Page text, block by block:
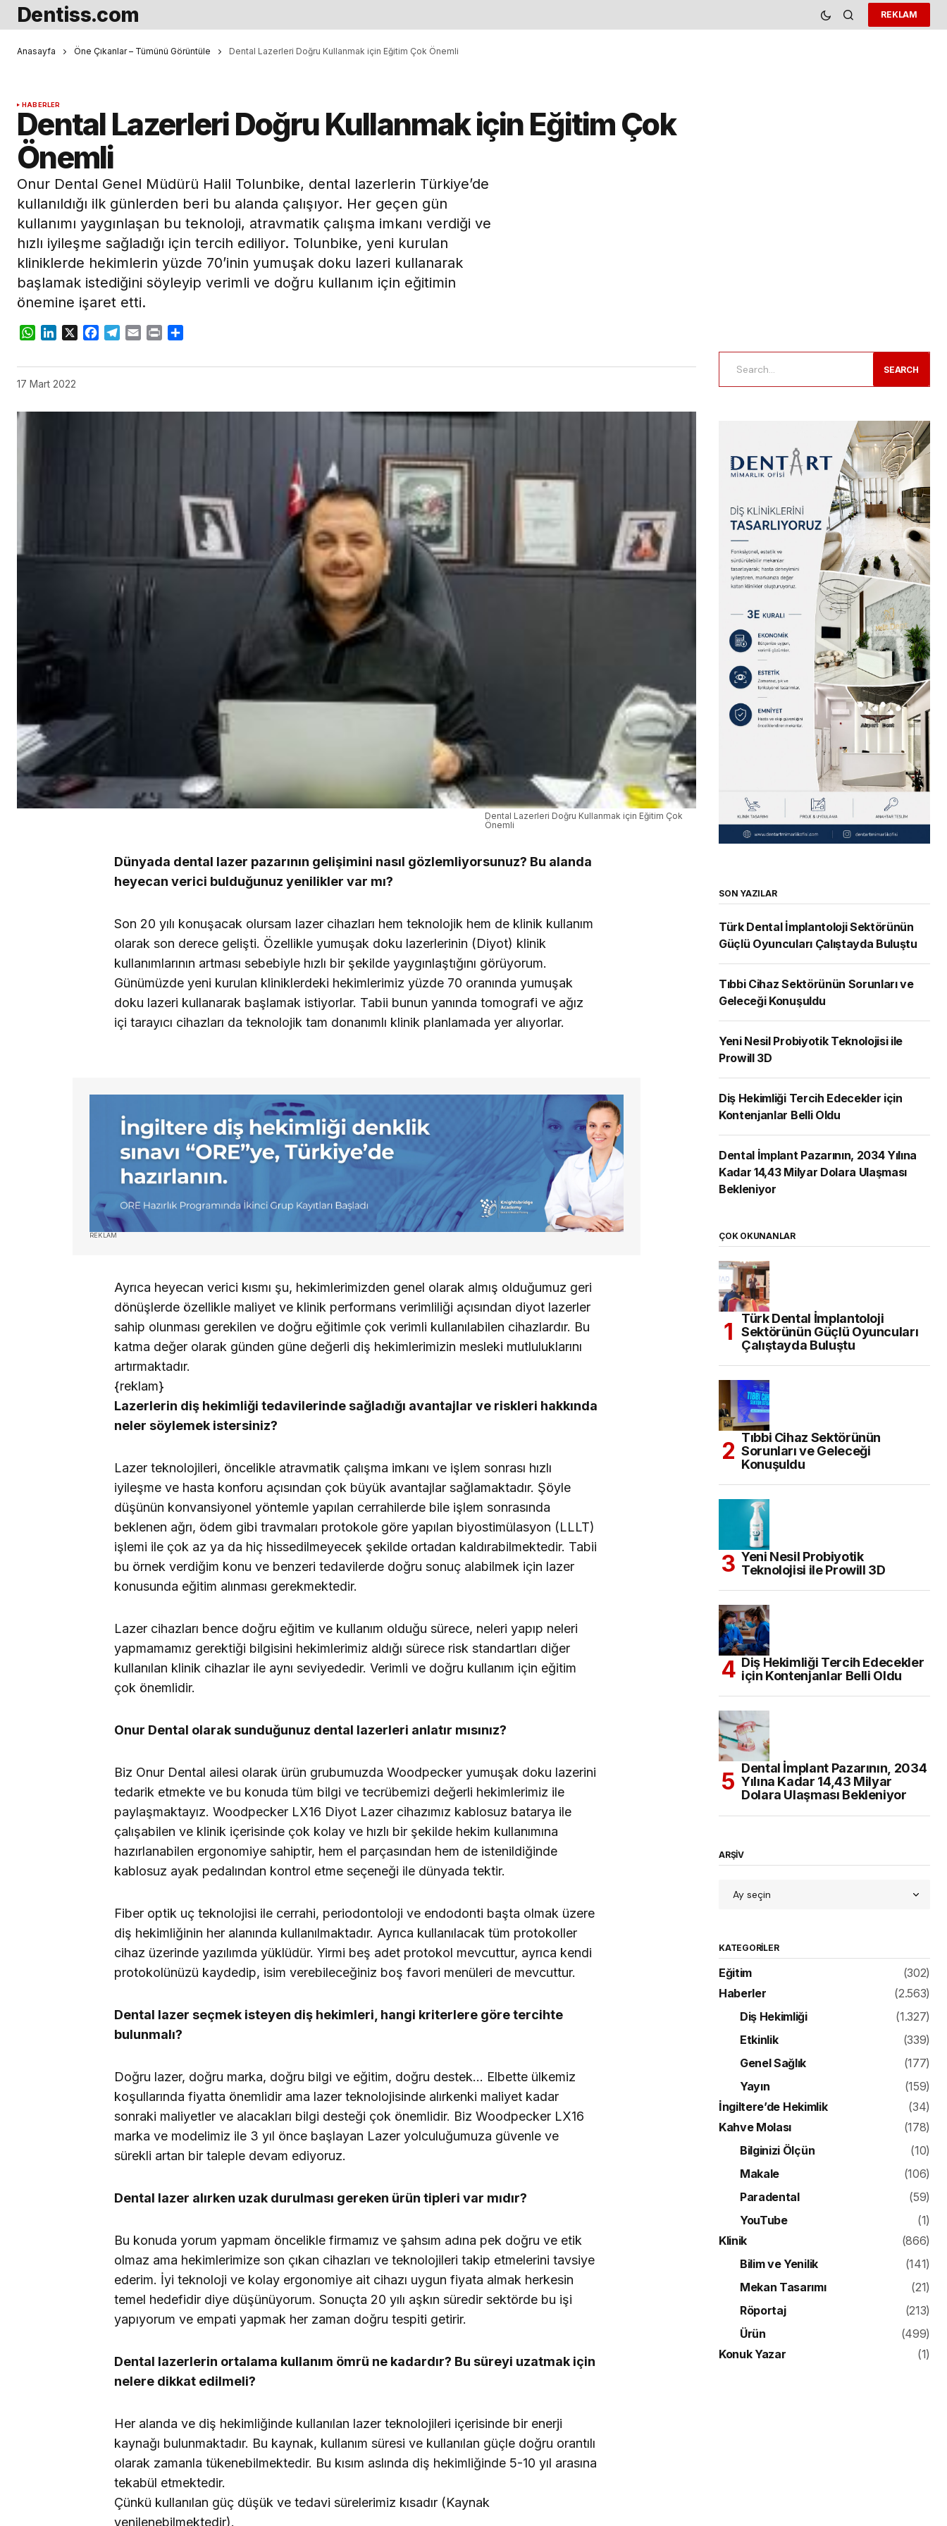
Dentiss.com REKLAM
Anasayfa Öne Çıkanlar – Tümünü Görüntüle Dental Lazerleri Doğru Kullanmak için Eğitim Çok Önemli
HABERLER
Dental Lazerleri Doğru Kullanmak için Eğitim Çok
Önemli
Onur Dental Genel Müdürü Halil Tolunbike, dental lazerlerin Türkiye’de
kullanıldığı ilk günlerden beri bu alanda çalışıyor. Her geçen gün
kullanımı yaygınlaşan bu teknoloji, atravmatik çalışma imkanı verdiği ve
hızlı iyileşme sağladığı için tercih ediliyor. Tolunbike, yeni kurulan
kliniklerde hekimlerin yüzde 70’inin yumuşak doku lazeri kullanarak
başlamak istediğini söyleyip verimli ve doğru kullanım için eğitimin
önemine işaret etti.
WhatsApp
LinkedIn
X Facebook
Telegram
Email Print
17 Mart 2022
Dental Lazerleri Doğru Kullanmak için Eğitim Çok
Önemli
Dünyada dental lazer pazarının gelişimini nasıl gözlemliyorsunuz? Bu alanda
heyecan verici bulduğunuz yenilikler var mı?
Son 20 yılı konuşacak olursam lazer cihazları hem teknolojik hem de klinik kullanım
olarak son derece gelişti. Özellikle yumuşak doku lazerlerinin (Diyot) klinik
kullanımlarının artması sebebiyle hızlı bir şekilde yaygınlaştığını görüyorum.
Günümüzde yeni kurulan kliniklerdeki hekimlerimiz yüzde 70 oranında yumuşak
doku lazeri kullanarak başlamak istiyorlar. Tabii bunun yanında tomografi ve ağız
içi tarayıcı cihazları da teknolojik tam donanımlı klinik planlamada yer alıyorlar.
REKLAM
Ayrıca heyecan verici kısmı şu, hekimlerimizden genel olarak almış olduğumuz geri
dönüşlerde özellikle maliyet ve klinik performans verimliliği açısından diyot lazerler
sahip olunması gerekilen ve doğru eğitimle çok verimli kullanılabilen cihazlardır. Bu
katma değer olarak günden güne değerli diş hekimlerimizin mesleki mutluluklarını
artırmaktadır.
{reklam}
Lazerlerin diş hekimliği tedavilerinde sağladığı avantajlar ve riskleri hakkında
neler söylemek istersiniz?
Lazer teknolojileri, öncelikle atravmatik çalışma imkanı ve işlem sonrası hızlı
iyileşme ve hasta konforu açısından çok büyük avantajlar sağlamaktadır. Şöyle
düşünün konvansiyonel yöntemle yapılan cerrahilerde bile işlem sonrasında
beklenen ağrı, ödem gibi travmaları protokole göre yapılan biyostimülasyon (LLLT)
işlemi ile çok az ya da hiç hissedilmeyecek şekilde ortadan kaldırabilmektedir. Tabii
bu örnek verdiğim konu ve benzeri tedavilerde doğru sonuç alabilmek için lazer
konusunda eğitim alınması gerekmektedir.
Lazer cihazları bence doğru eğitim ve kullanım olduğu sürece, neleri yapıp neleri
yapmamamız gerektiği bilgisini hekimlerimiz aldığı sürece risk standartları diğer
kullanılan klinik cihazlar ile aynı seviyededir. Verimli ve doğru kullanım için eğitim
çok önemlidir.
Onur Dental olarak sunduğunuz dental lazerleri anlatır mısınız?
Biz Onur Dental ailesi olarak ürün grubumuzda Woodpecker yumuşak doku lazerini
tedarik etmekte ve bu konuda tüm bilgi ve tecrübemizi değerli hekimlerimiz ile
paylaşmaktayız. Woodpecker LX16 Diyot Lazer cihazımız kablosuz batarya ile
çalışabilen ve klinik içerisinde çok kolay ve hızlı bir şekilde hekim kullanımına
hazırlanabilen ergonomiye sahiptir, hem el parçasından hem de istenildiğinde
kablosuz ayak pedalından kontrol etme seçeneği ile dünyada tektir.
Fiber optik uç teknolojisi ile cerrahi, periodontoloji ve endodonti başta olmak üzere
diş hekimliğinin her alanında kullanılmaktadır. Ayrıca kullanılacak tüm protokoller
cihaz üzerinde yazılımda yüklüdür. Yirmi beş adet protokol mevcuttur, ayrıca kendi
protokolünüzü kaydedip, isim verebileceğiniz boş favori menüleri de mevcuttur.
Dental lazer seçmek isteyen diş hekimleri, hangi kriterlere göre tercihte
bulunmalı?
Doğru lazer, doğru marka, doğru bilgi ve eğitim, doğru destek… Elbette ülkemiz
koşullarında fiyatta önemlidir ama lazer teknolojisinde alırkenki maliyet kadar
sonraki maliyetler ve alacakları bilgi desteği çok önemlidir. Biz Woodpecker LX16
marka ve modelimiz ile 3 yıl önce başlayan Lazer yolculuğumuza güvenle ve
sürekli artan bir taleple devam ediyoruz.
Dental lazer alırken uzak durulması gereken ürün tipleri var mıdır?
Bu konuda yorum yapmam öncelikle firmamız ve şahsım adına pek doğru ve etik
olmaz ama hekimlerimize son çıkan cihazları ve teknolojileri takip etmelerini tavsiye
ederim. İyi teknoloji ve kolay ergonomiye ait cihazı uygun fiyata almak herkesin
temel hedefidir diye düşünüyorum. Sonuçta 20 yılı aşkın süredir sektörde bu işi
yapıyorum ve empati yapmak her zaman doğru tespiti getirir.
Dental lazerlerin ortalama kullanım ömrü ne kadardır? Bu süreyi uzatmak için
nelere dikkat edilmeli?
Her alanda ve diş hekimliğinde kullanılan lazer teknolojileri içerisinde bir enerji
kaynağı bulunmaktadır. Bu kaynak, kullanım süresi ve kullanılan güçle doğru orantılı
olarak zamanla tükenebilmektedir. Bu kısım aslında diş hekimliğinde 5-10 yıl arasına
tekabül etmektedir.
Çünkü kullanılan güç düşük ve tedavi sürelerimiz kısadır (Kaynak
yenilenebilmektedir).
SEARCH
SON YAZILAR
Türk Dental İmplantoloji Sektörünün
Güçlü Oyuncuları Çalıştayda Buluştu
Tıbbi Cihaz Sektörünün Sorunları ve
Geleceği Konuşuldu
Yeni Nesil Probiyotik Teknolojisi ile
Prowill 3D
Diş Hekimliği Tercih Edecekler için
Kontenjanlar Belli Oldu
Dental İmplant Pazarının, 2034 Yılına
Kadar 14,43 Milyar Dolara Ulaşması
Bekleniyor
ÇOK OKUNANLAR
Türk Dental İmplantoloji
Sektörünün Güçlü Oyuncuları
Çalıştayda Buluştu
Tıbbi Cihaz Sektörünün
Sorunları ve Geleceği
Konuşuldu
Yeni Nesil Probiyotik
Teknolojisi ile Prowill 3D
Diş Hekimliği Tercih Edecekler
için Kontenjanlar Belli Oldu
Dental İmplant Pazarının, 2034
Yılına Kadar 14,43 Milyar
Dolara Ulaşması Bekleniyor
ARŞİV
KATEGORILER
Eğitim
(302)
Haberler
(2.563)
Diş Hekimliği
(1.327)
Etkinlik
(339)
Genel Sağlık
(177)
Yayın
(159)
İngiltere’de Hekimlik
(34)
Kahve Molası
(178)
Bilginizi Ölçün
(10)
Makale
(106)
Paradental
(59)
YouTube
(1)
Klinik
(866)
Bilim ve Yenilik
(141)
Mekan Tasarımı
(21)
Röportaj
(213)
Ürün
(499)
Konuk Yazar
(1)